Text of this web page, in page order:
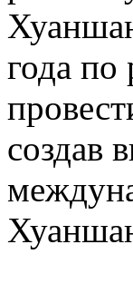
года по
создав